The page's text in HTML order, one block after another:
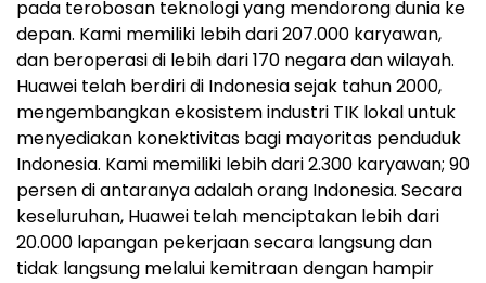
pada terobosan teknologi yang mendorong dunia ke
depan. Kami memiliki lebih dari 207.000 karyawan,
dan beroperasi di lebih dari 170 negara dan wilayah.
Huawei telah berdiri di Indonesia sejak tahun 2000,
mengembangkan ekosistem industri TIK lokal untuk
menyediakan konektivitas bagi mayoritas penduduk
Indonesia. Kami memiliki lebih dari 2.300 karyawan; 90
persen di antaranya adalah orang Indonesia. Secara
keseluruhan, Huawei telah menciptakan lebih dari
20.000 lapangan pekerjaan secara langsung dan
tidak langsung melalui kemitraan dengan hampir